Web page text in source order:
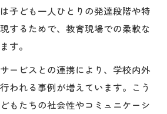
の支援級活動の効果的な方法
る支援級活動の工夫
れる支援級活動の創意工夫を紹
の成功事例とその背景
子ども一人ひとりの発達段階や特
するためで、教育現場での柔軟な
す。
ービスとの連携により、学校内外
われる事例が増えています。こう
もたちの社会性やコミュニケーシ